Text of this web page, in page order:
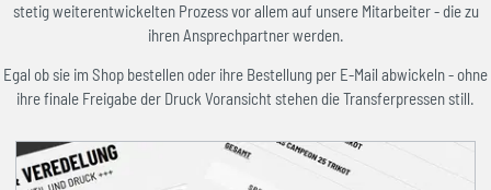
stetig weiterentwickelten Prozess vor allem auf unsere Mitarbeiter - die zu
ihren Ansprechpartner werden.
Egal ob sie im Shop bestellen oder ihre Bestellung per E-Mail abwickeln - ohne
ihre finale Freigabe der Druck Voransicht stehen die Transferpressen still.